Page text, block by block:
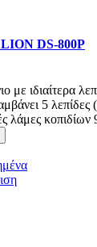
DS-800P
με ιδιαίτερα
5 λεπίδες
λάμες